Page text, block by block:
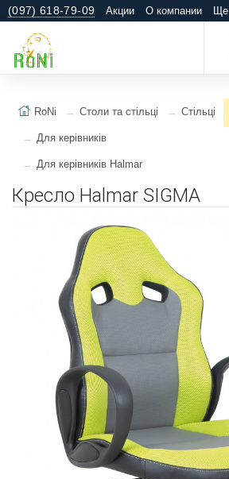
(097) 618-79-09 Акции О компании Ще
RoNi Столи та стільці Стільці
Для керівників
Для керівників Halmar
Кресло Halmar SIGMA